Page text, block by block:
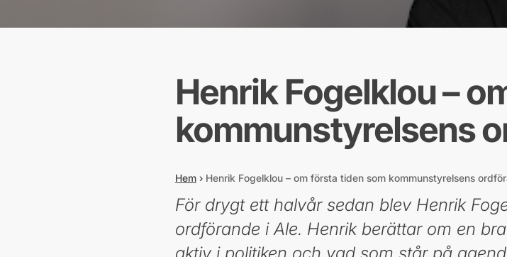
Henrik Fogelklou –
kommunstyrelsens
Hem › Henrik Fogelklou – om första tiden som kommunstyrelsens
För drygt ett halvår sedan blev Henrik
ordförande i Ale. Henrik berättar om en